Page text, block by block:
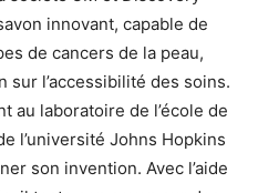
innovant, capable de
de cancers de la peau,
sur l’accessibilité des soins.
au laboratoire de l’école de
l’université Johns Hopkins
son invention. Avec l’aide